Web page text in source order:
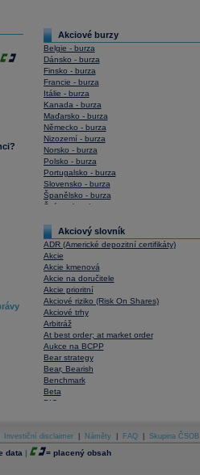
Akciové burzy
Belgie - burza
Dánsko - burza
Finsko - burza
Francie - burza
Itálie - burza
Kanada - burza
Maďarsko - burza
Německo - burza
Nizozemí - burza
Norsko - burza
Polsko - burza
Portugalsko - burza
Slovensko - burza
Španělsko - burza
Švýcarsko - burza
Akciový slovník
ADR (Americké depozitní certifikáty)
Akcie
Akcie kmenová
Akcie na doručitele
Akcie prioritní
Akciové riziko (Risk On Shares)
Akciové trhy
Arbitráž
At best order; at market order
Aukce na BCPP
Bear strategy
Bear, Bearish
Benchmark
Beta
BIC
Bonita
Book To Bill Ratio
Book Value
Investiční disclaimer Náměty FAQ Skupina ČSOB
data | = placený obsah